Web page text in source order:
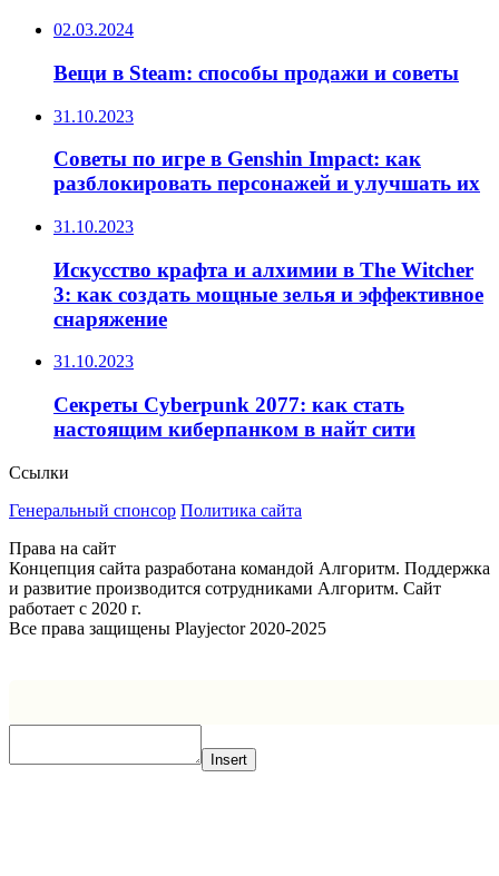
02.03.2024
Вещи в Steam: способы продажи и советы
31.10.2023
Советы по игре в Genshin Impact: как
разблокировать персонажей и улучшать их
31.10.2023
Искусство крафта и алхимии в The Witcher
3: как создать мощные зелья и эффективное
снаряжение
31.10.2023
Секреты Cyberpunk 2077: как стать
настоящим киберпанком в найт сити
Ссылки
Генеральный спонсор Политика сайта
Права на сайт
Концепция сайта разработана командой Алгоритм. Поддержка
и развитие производится сотрудниками Алгоритм. Сайт
работает с 2020 г.
Все права защищены Playjector 2020-2025
Insert